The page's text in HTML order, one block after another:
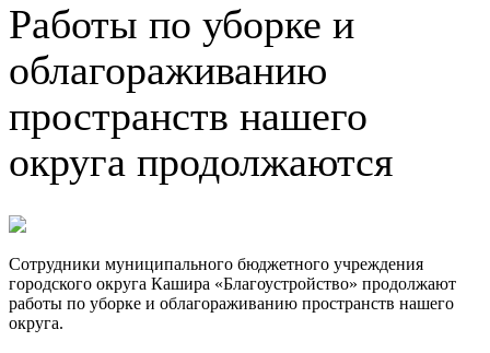
Работы по уборке и
облагораживанию
пространств нашего
округа продолжаются
Сотрудники муниципального бюджетного учреждения
городского округа Кашира «Благоустройство» продолжают
работы по уборке и облагораживанию пространств нашего
округа.